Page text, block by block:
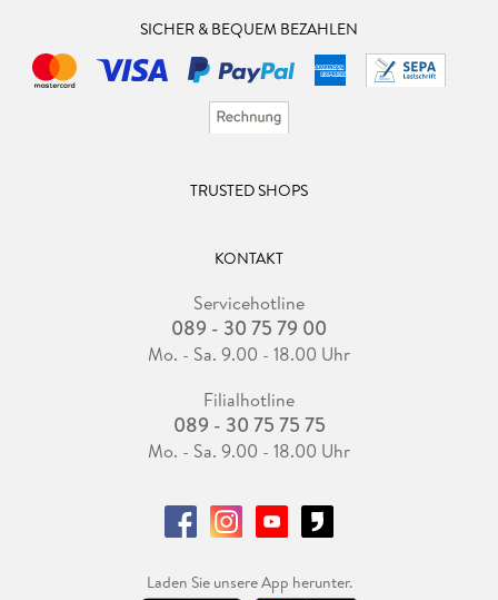
SICHER & BEQUEM BEZAHLEN
TRUSTED SHOPS
KONTAKT
Servicehotline
089 - 30 75 79 00
Mo. - Sa. 9.00 - 18.00 Uhr
Filialhotline
089 - 30 75 75 75
Mo. - Sa. 9.00 - 18.00 Uhr
Laden Sie unsere App herunter.